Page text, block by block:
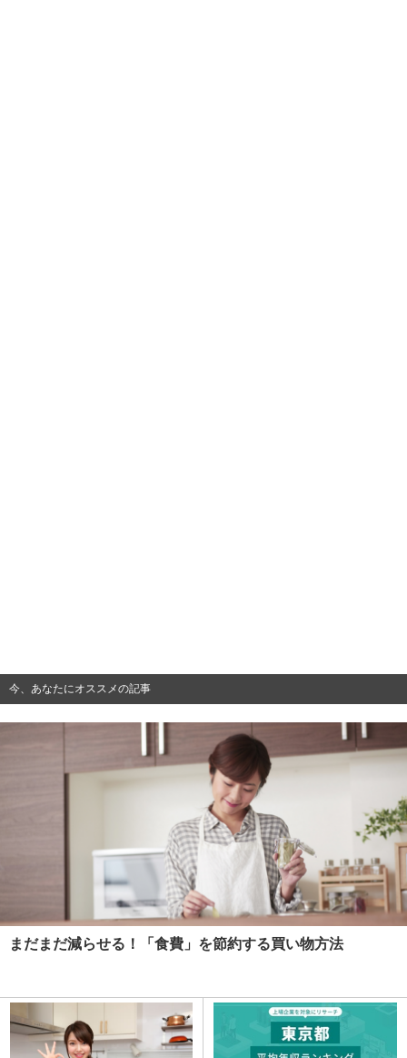
今、あなたにオススメの記事
まだまだ減らせる！「食費」を節約する買い物方法